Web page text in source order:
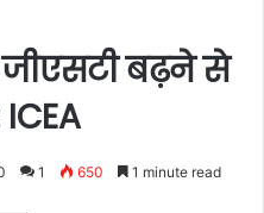
बढ़ने से
1 650 1 minute read